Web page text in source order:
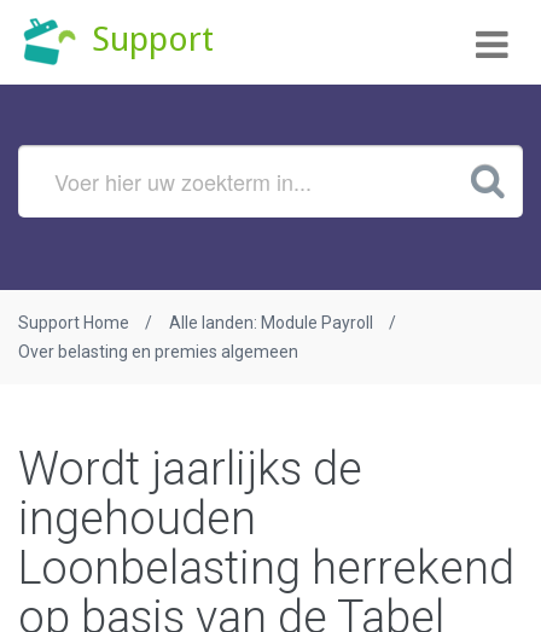
Support
Support Home
Alle landen: Module Payroll
Over belasting en premies algemeen
Wordt jaarlijks de
ingehouden
Loonbelasting herrekend
op basis van de Tabel